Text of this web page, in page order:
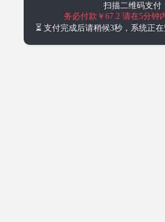
扫描二维码支付
务必付款￥67.2 请在5分钟
⏳ 支付完成后请稍候3秒，系统正